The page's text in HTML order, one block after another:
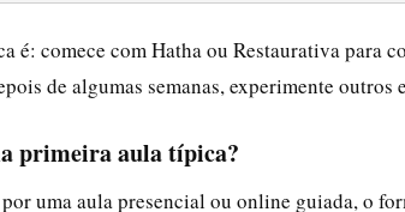
é: comece com Hatha ou Restaurativa para
de algumas semanas, experimente
primeira aula típica?
uma aula presencial ou online guiada, o